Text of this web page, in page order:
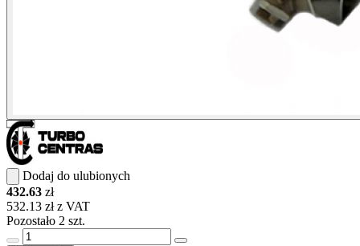
Dodaj do ulubionych
432.63 zł
532.13 zł z VAT
Pozostało 2 szt.